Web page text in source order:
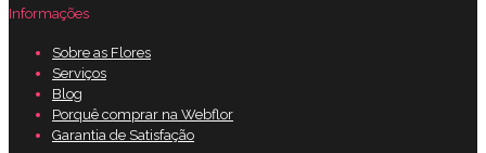
Informações
Sobre as Flores
Serviços
Blog
Porquê comprar na Webflor
Garantia de Satisfação